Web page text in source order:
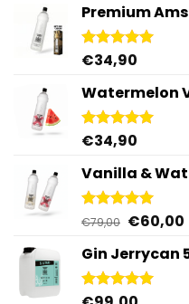
Premium
Gewaardeerd
€34,90
Watermelon
Gewaardeerd
€34,90
Vanilla &
Gewaardeerd
€79,00
was:
€79,00.
€60,00
Gin Jerrycan
Gewaardeerd